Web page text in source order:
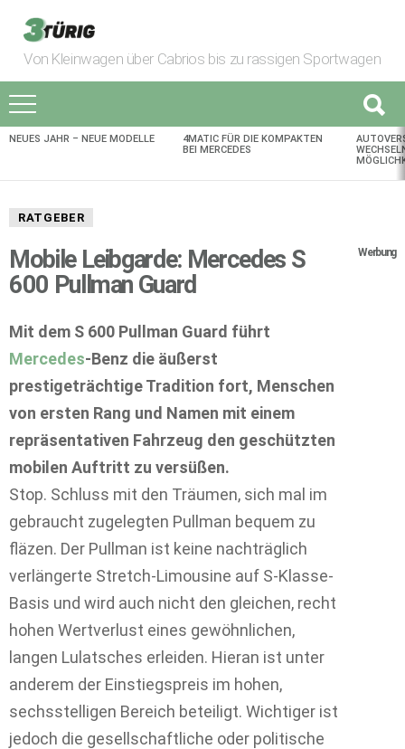
Von Kleinwagen über Cabrios bis zu rassigen Sportwagen
AKTUELLES
NEUES JAHR – NEUE MODELLE
4MATIC FÜR DIE KOMPAKTEN
BEI MERCEDES
RATGEBER
Mobile Leibgarde: Mercedes S
600 Pullman Guard
Werbung
Mit dem S 600 Pullman Guard führt
Mercedes-Benz die äußerst
prestigeträchtige Tradition fort, Menschen
von ersten Rang und Namen mit einem
repräsentativen Fahrzeug den geschützten
mobilen Auftritt zu versüßen.
Stop. Schluss mit den Träumen, sich mal im
gebraucht zugelegten Pullman bequem zu
fläzen. Der Pullman ist keine nachträglich
verlängerte Stretch-Limousine auf S-Klasse-
Basis und wird auch nicht den gleichen, recht
hohen Wertverlust eines gewöhnlichen,
langen Lulatsches erleiden. Hieran ist unter
anderem der Einstiegspreis im hohen,
sechsstelligen Bereich beteiligt. Wichtiger ist
jedoch die gesellschaftliche oder politische